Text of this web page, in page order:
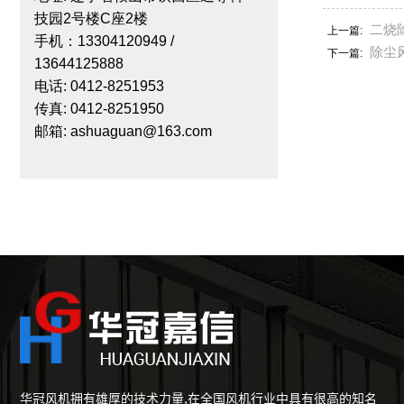
技园2号楼C座2楼
手机：13304120949 /
13644125888
电话: 0412-8251953
传真: 0412-8251950
邮箱: ashuaguan@163.com
上一篇: 二烧
下一篇: 除尘
华冠风机拥有雄厚的技术力量,在全国风机行业中具有很高的知名